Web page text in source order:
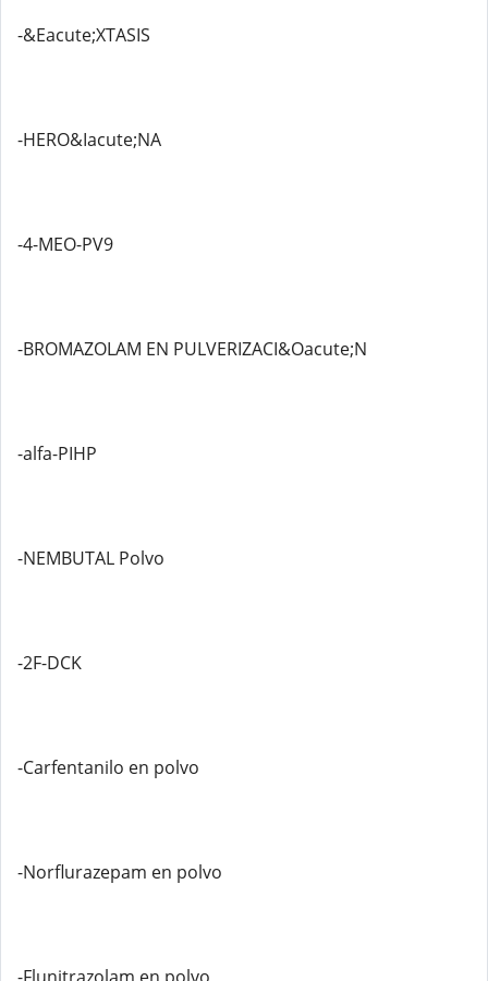
-&Eacute;XTASIS
-HERO&Iacute;NA
-4-MEO-PV9
-BROMAZOLAM EN PULVERIZACI&Oacute;N
-alfa-PIHP
-NEMBUTAL Polvo
-2F-DCK
-Carfentanilo en polvo
-Norflurazepam en polvo